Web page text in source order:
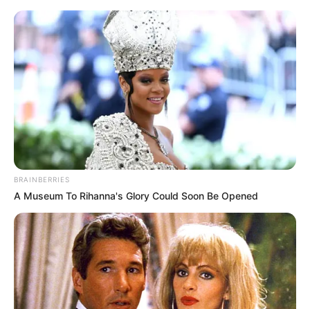
BRAINBERRIES
A Museum To Rihanna's Glory Could Soon Be Opened